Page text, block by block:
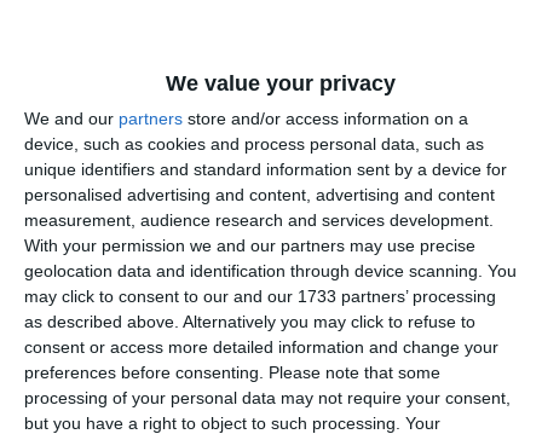
We value your privacy
We and our partners store and/or access information on a
device, such as cookies and process personal data, such as
unique identifiers and standard information sent by a device for
personalised advertising and content, advertising and content
measurement, audience research and services development.
With your permission we and our partners may use precise
geolocation data and identification through device scanning. You
may click to consent to our and our 1733 partners’ processing
as described above. Alternatively you may click to refuse to
consent or access more detailed information and change your
preferences before consenting.
Please note that some
processing of your personal data may not require your consent,
but you have a right to object to such processing. Your
Am citit si sunt de acord curegulile de postare.
Acest formular colectează numele, e-mailul şi conținutul mesajului, astfel încât
să putem urmări comentariile tale pe site. Nu vom folosi datele tale în alt scop.
Pentru mai multe informaţii, consultă politica noastră de confidenţialitate, unde vei
primi mai multe privind informaţii despre cum și de ce stocăm datele tale.
Posteaza comentariul